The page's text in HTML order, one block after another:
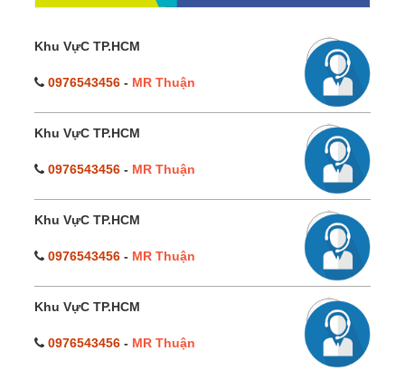
Khu VựC TP.HCM
0976543456 - MR Thuận
Khu VựC TP.HCM
0976543456 - MR Thuận
Khu VựC TP.HCM
0976543456 - MR Thuận
Khu VựC TP.HCM
0976543456 - MR Thuận